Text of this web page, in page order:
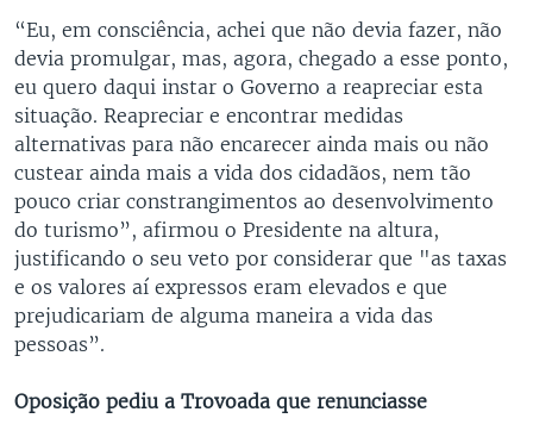
“Eu, em consciência, achei que não devia fazer, não
devia promulgar, mas, agora, chegado a esse ponto,
eu quero daqui instar o Governo a reapreciar esta
situação. Reapreciar e encontrar medidas
alternativas para não encarecer ainda mais ou não
custear ainda mais a vida dos cidadãos, nem tão
pouco criar constrangimentos ao desenvolvimento
do turismo”, afirmou o Presidente na altura,
justificando o seu veto por considerar que "as taxas
e os valores aí expressos eram elevados e que
prejudicariam de alguma maneira a vida das
pessoas”.
Oposição pediu a Trovoada que renunciasse